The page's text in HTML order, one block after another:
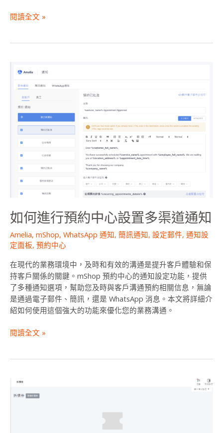
閱讀全文 »
如何進行預約中心設置多渠道通知
Amelia, mShop, WhatsApp 通知, 簡訊通知, 設定郵件, 通知設
定面板, 預約中心
在現代的業務環境中，及時和有效的溝通是提升客戶體驗和保
持客戶關係的關鍵。mShop 預約中心的通知設定功能，提供
了多種通知選項，幫助您及時與客戶溝通預約相關信息，無論
是通過電子郵件、簡訊，還是 WhatsApp 消息。本文將詳細介
紹如何使用這個強大的功能來優化您的業務溝通。
通
知
閱讀全文 »
提
升